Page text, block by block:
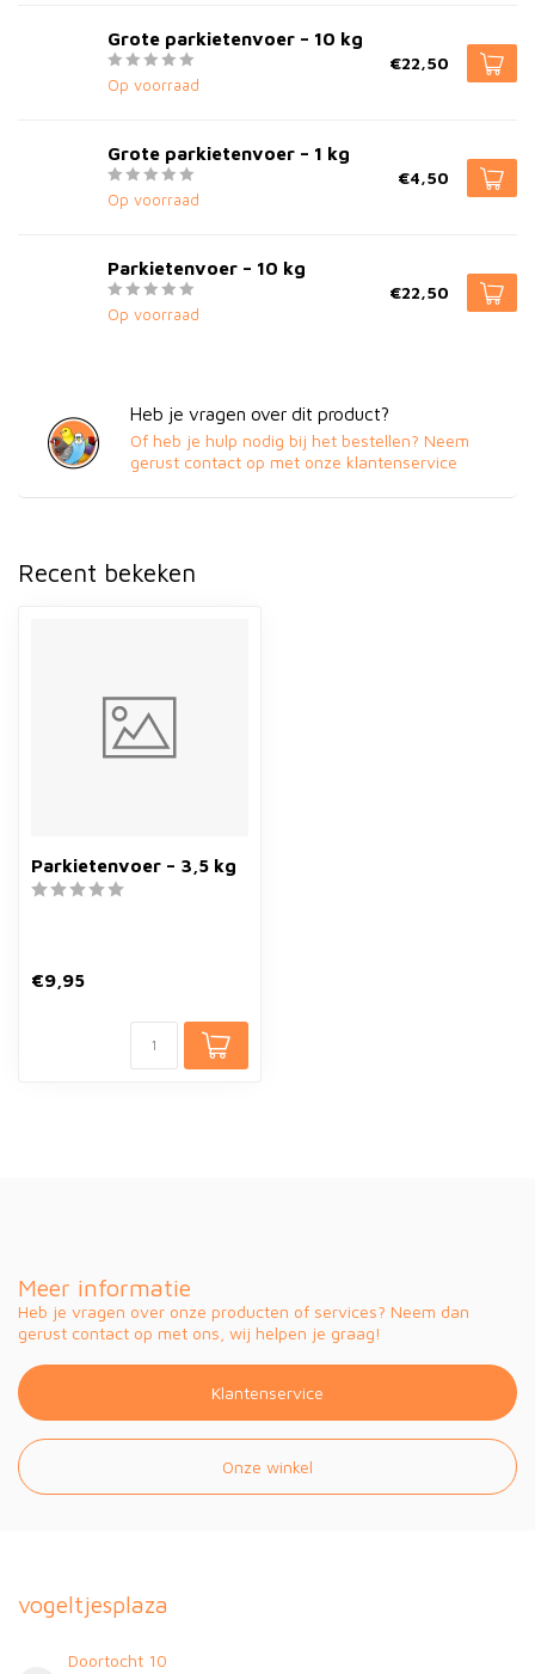
Grote parkietenvoer – 10 kg
Op voorraad
€22,50
Grote parkietenvoer – 1 kg
Op voorraad
€4,50
Parkietenvoer – 10 kg
Op voorraad
€22,50
Heb je vragen over dit product?
Of heb je hulp nodig bij het bestellen? Neem
gerust contact op met onze klantenservice
Recent bekeken
Parkietenvoer – 3,5 kg
€9,95
Meer informatie
Heb je vragen over onze producten of services? Neem dan
gerust contact op met ons, wij helpen je graag!
Klantenservice
Onze winkel
vogeltjesplaza
Doortocht 10